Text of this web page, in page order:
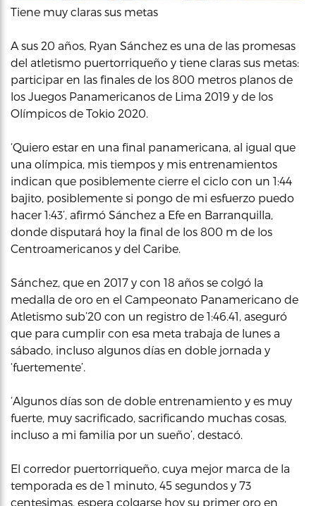
Tiene muy claras sus metas
A sus 20 años, Ryan Sánchez es una de las promesas
del atletismo puertorriqueño y tiene claras sus metas:
participar en las finales de los 800 metros planos de
los Juegos Panamericanos de Lima 2019 y de los
Olímpicos de Tokio 2020.
‘Quiero estar en una final panamericana, al igual que
una olímpica, mis tiempos y mis entrenamientos
indican que posiblemente cierre el ciclo con un 1:44
bajito, posiblemente si pongo de mi esfuerzo puedo
hacer 1:43’, afirmó Sánchez a Efe en Barranquilla,
donde disputará hoy la final de los 800 m de los
Centroamericanos y del Caribe.
Sánchez, que en 2017 y con 18 años se colgó la
medalla de oro en el Campeonato Panamericano de
Atletismo sub’20 con un registro de 1:46.41, aseguró
que para cumplir con esa meta trabaja de lunes a
sábado, incluso algunos días en doble jornada y
‘fuertemente’.
‘Algunos días son de doble entrenamiento y es muy
fuerte, muy sacrificado, sacrificando muchas cosas,
incluso a mi familia por un sueño’, destacó.
El corredor puertorriqueño, cuya mejor marca de la
temporada es de 1 minuto, 45 segundos y 73
centesimas, espera colgarse hoy su primer oro en